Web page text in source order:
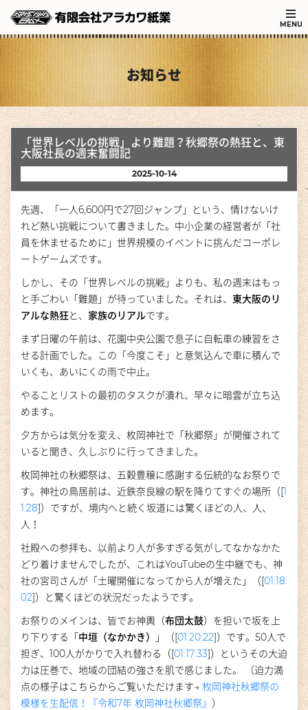
MENU
お知らせ
「世界レベルの挑戦」より難題？秋郷祭の熱狂と、東
大阪社長の週末奮闘記
2025-10-14
先週、「一人6,600円で27回ジャンプ」という、情けないけ
れど熱い挑戦について書きました。中小企業の経営者が「社
員を休ませるために」世界規模のイベントに挑んだコーポレ
ートゲームズです。
しかし、その「世界レベルの挑戦」よりも、私の週末はもっ
と手ごわい「難題」が待っていました。それは、 東大阪のリ
アルな熱狂と、 家族のリアルです。
まず日曜の午前は、花園中央公園で息子に自転車の練習をさ
せる計画でした。この「今度こそ」と意気込んで車に積んで
いくも、あいにくの雨で中止。
やることリストの最初のタスクが潰れ、早々に暗雲が立ち込
めます。
夕方からは気分を変え、枚岡神社で「秋郷祭」が開催されて
いると聞き、久しぶりに行ってきました。
枚岡神社の秋郷祭は、五穀豊穣に感謝する伝統的なお祭りで
す。神社の鳥居前は、近鉄奈良線の駅を降りてすぐの場所（[1
1:28]）ですが、境内へと続く坂道には驚くほどの人、人、
人！
社殿への参拝も、以前より人が多すぎる気がしてなかなかた
どり着けませんでしたが、これはYouTubeの生中継でも、神
社の宮司さんが「土曜開催になってから人が増えた」（[01:18:
02]）と驚くほどの状況だったようです。
お祭りのメインは、皆でお神輿（布団太鼓）を担いで坂を上
り下りする「中垣（なかかき） 」（[01:20:22]）です。50人で
担ぎ、100人がかりで入れ替わる（[01:17:33]）というその大迫
力は圧巻で、地域の団結の強さを肌で感じました。 （迫力満
点の様子はこちらからご覧いただけます→ 枚岡神社秋郷祭の
模様を生配信！『令和7年 枚岡神社秋郷祭』 ）